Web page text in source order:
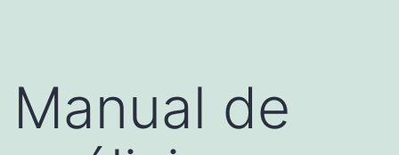
Manual de